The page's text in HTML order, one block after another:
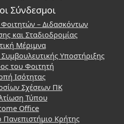
Σύνδεσμοι
– Διδασκόντων
και Σταδιοδρομίας
Μέριμνα
Υποστήριξης
του Φοιτητή
Ισότητας
Σχέσεων ΠΚ
Τύπου
Office
Πανεπιστήμιο Κρήτης